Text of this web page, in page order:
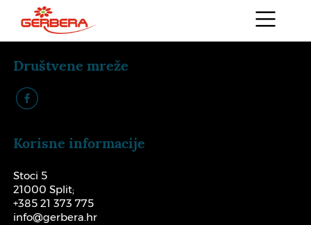
Društvene mreže
k
Korisne informacije
Stoci 5
21000 Split;
+385 21 373 775
info@gerbera.hr